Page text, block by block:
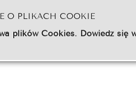
Go
O PLIKACH COOKIE
plików Cookies. Dowiedz